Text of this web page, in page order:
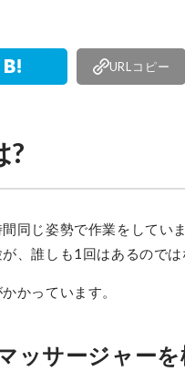
URLコピー
?
同じ姿勢で作業をしてい
、誰しも1回はあるのでは
かっています。
ッサージャーを